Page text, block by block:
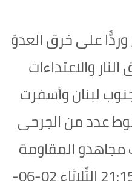
على خرق العدوّ
والاعتداءات
لبنان وأسفرت
عدد من الجرحى
مجاهدو المقاومة
الإسلامية عند السّاعة 21:15 الثّلاثاء 02-06-